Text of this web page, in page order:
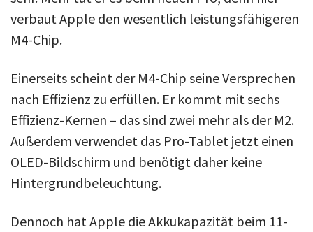
verbaut Apple den wesentlich leistungsfähigeren
M4-Chip.
Einerseits scheint der M4-Chip seine Versprechen
nach Effizienz zu erfüllen. Er kommt mit sechs
Effizienz-Kernen – das sind zwei mehr als der M2.
Außerdem verwendet das Pro-Tablet jetzt einen
OLED-Bildschirm und benötigt daher keine
Hintergrundbeleuchtung.
Dennoch hat Apple die Akkukapazität beim 11-